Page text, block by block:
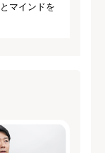
マインドを